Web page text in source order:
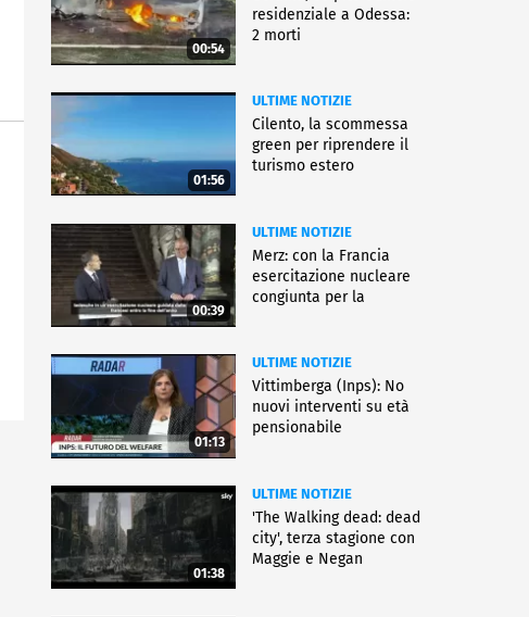
00:54
residenziale a Odessa:
2 morti
01:56
ULTIME NOTIZIE
Cilento, la scommessa
green per riprendere il
turismo estero
00:39
ULTIME NOTIZIE
Merz: con la Francia
esercitazione nucleare
congiunta per la
01:13
ULTIME NOTIZIE
Vittimberga (Inps): No
nuovi interventi su età
pensionabile
01:38
ULTIME NOTIZIE
'The Walking dead: dead
city', terza stagione con
Maggie e Negan